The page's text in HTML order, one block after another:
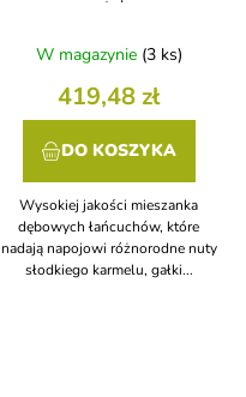
sztuk
W magazynie (3 ks)
419,48 zł
DO KOSZYKA
Wysokiej jakości mieszanka
dębowych łańcuchów, które
nadają napojowi różnorodne nuty
słodkiego karmelu, gałki...